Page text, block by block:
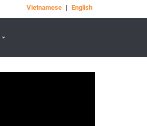
Vietnamese | English